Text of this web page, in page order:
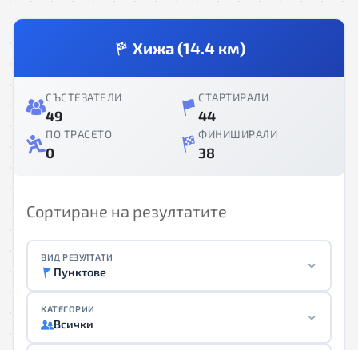
Хижа (14.4 км)
СЪСТЕЗАТЕЛИ
49
СТАРТИРАЛИ
44
ПО ТРАСЕТО
0
ФИНИШИРАЛИ
38
Сортиране на резултатите
ВИД РЕЗУЛТАТИ
Пунктове
КАТЕГОРИИ
Всички